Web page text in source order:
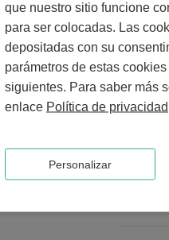
Cada
La
Más
que nuestro sitio funcione
para ser colocadas. Las
depositadas con su
parámetros de estas
siguientes. Para saber más
enlace Política de privacidad
Personalizar